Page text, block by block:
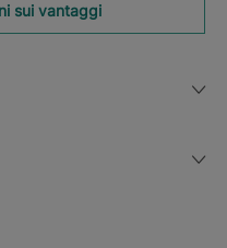
sui vantaggi